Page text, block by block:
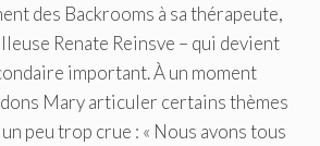
des Backrooms à sa thérapeute,
Renate Reinsve – qui devient
important. À un moment
Mary articuler certains thèmes
peu trop crue : « Nous avons tous